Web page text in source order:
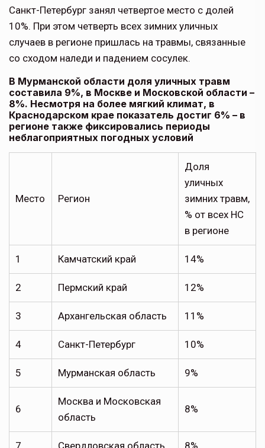
Санкт-Петербург занял четвертое место с долей
10%. При этом четверть всех зимних уличных
случаев в регионе пришлась на травмы, связанные
со сходом наледи и падением сосулек.
В Мурманской области доля уличных травм
составила 9%, в Москве и Московской области –
8%. Несмотря на более мягкий климат, в
Краснодарском крае показатель достиг 6% – в
регионе также фиксировались периоды
неблагоприятных погодных условий
Место Регион
Доля
уличных
зимних травм,
% от всех НС
в регионе
1 Камчатский край 14%
2 Пермский край 12%
3 Архангельская область 11%
4 Санкт-Петербург 10%
5 Мурманская область 9%
6
Москва и Московская
область
8%